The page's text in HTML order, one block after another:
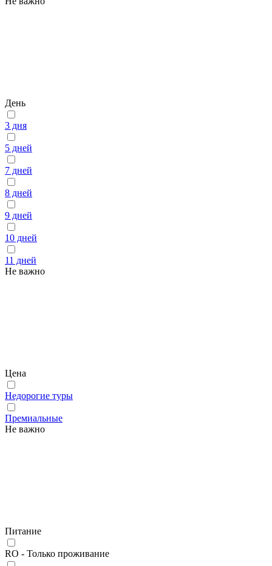
День
3 дня
5 дней
7 дней
8 дней
9 дней
10 дней
11 дней
Не важно
Цена
Недорогие туры
Премиальные
Не важно
Питание
RO - Только проживание